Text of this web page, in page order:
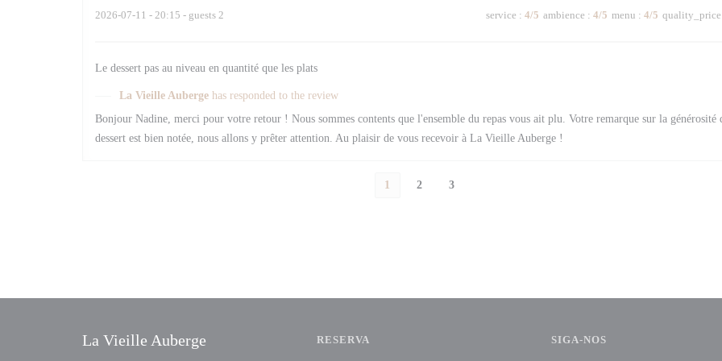
2026-07-11 - 20:15 - guests 2 service : 4/5 ambience : 4/5 menu : 4/5 quality_price
Le dessert pas au niveau en quantité que les plats
La Vieille Auberge has responded to the review
Bonjour Nadine, merci pour votre retour ! Nous sommes contents que l'ensemble du repas vous ait plu. Votre remarque sur la générosité
dessert est bien notée, nous allons y prêter attention. Au plaisir de vous recevoir à La Vieille Auberge !
1 2 3
La Vieille Auberge RESERVA SIGA-NOS